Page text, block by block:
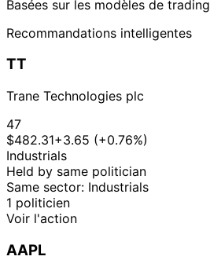
Cisneros
29 Apr
2020
May
21
2019
Basées sur les modèles de
Recommandations intelligentes
TT
Trane Technologies plc
47
$482.31+3.65 (+0.76%)
Industrials
Held by same politician
Same sector: Industrials
1 politicien
Voir l'action
AAPL